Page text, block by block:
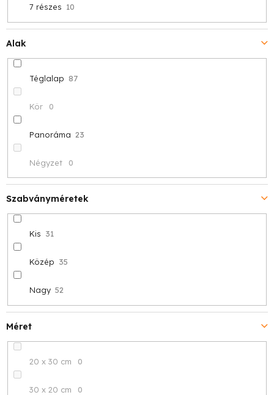
Méret
20 x 30 cm 0
30 x 20 cm 0
7 részes 10
Alak
Téglalap 87
Kör 0
Panoráma 23
Négyzet 0
Szabványméretek
Kis 31
Közép 35
Nagy 52